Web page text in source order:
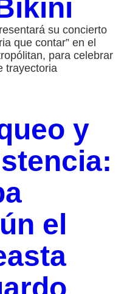
su concierto
que contar” en el
para celebrar
trayectoria
y
el